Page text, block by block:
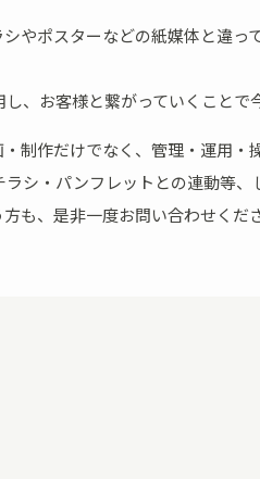
やポスターなどの紙媒体と違
、お客様と繋がっていくこと
制作だけでなく、管理・運用
シ・パンフレットとの連動等、
も、是非一度お問い合わせくだ